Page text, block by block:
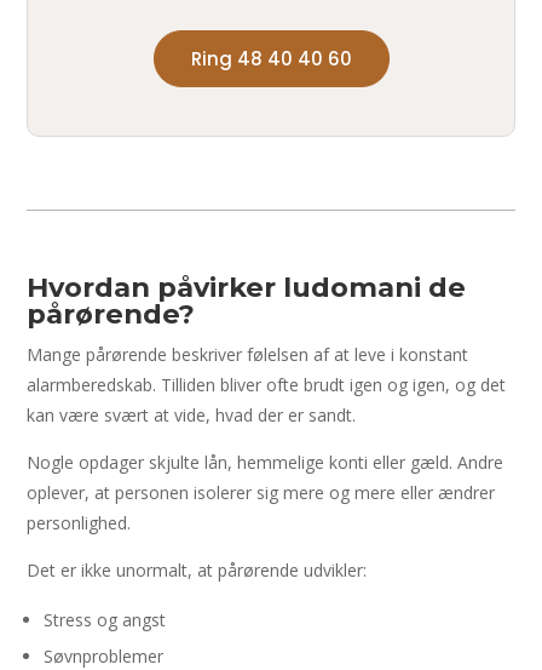
Ring 48 40 40 60
Hvordan påvirker ludomani de
pårørende?
Mange pårørende beskriver følelsen af at leve i konstant
alarmberedskab. Tilliden bliver ofte brudt igen og igen, og det
kan være svært at vide, hvad der er sandt.
Nogle opdager skjulte lån, hemmelige konti eller gæld. Andre
oplever, at personen isolerer sig mere og mere eller ændrer
personlighed.
Det er ikke unormalt, at pårørende udvikler:
Stress og angst
Søvnproblemer